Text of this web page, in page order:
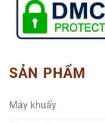
SẢN PHẨM
Máy khuấy